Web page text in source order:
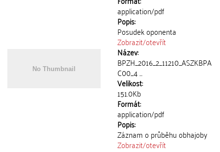
application/pdf
Popis:
Posudek oponenta
Zobrazit/otevřít
Název:
BPZH_2016_2_11210_ASZKBPA
C00_4 ...
Velikost:
151.0Kb
Formát:
application/pdf
Popis:
Záznam o průběhu obhajoby
Zobrazit/otevřít